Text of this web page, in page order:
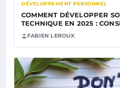
DÉVELOPPEMENT PERSONNEL
COMMENT DÉVELOPPER
TECHNIQUE EN 2025 :
FABIEN LEROUX